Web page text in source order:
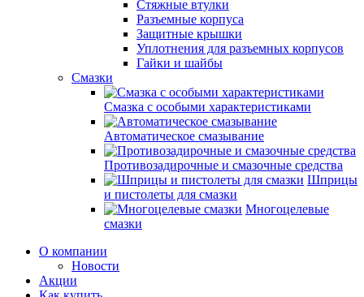
Стяжные втулки
Разъемные корпуса
Защитные крышки
Уплотнения для разъемных корпусов
Гайки и шайбы
Смазки
Смазка с особыми характеристиками
Автоматическое смазывание
Противозадирочные и смазочные средства
Шприцы
и пистолеты для смазки
Многоцелевые
смазки
О компании
Новости
Акции